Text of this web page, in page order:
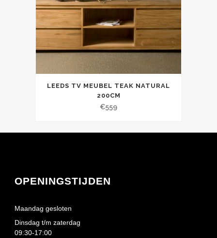
LEEDS TV MEUBEL TEAK NATURAL
200CM
€559
OPENINGSTIJDEN
Maandag gesloten
Dinsdag t/m zaterdag
09:30-17:00